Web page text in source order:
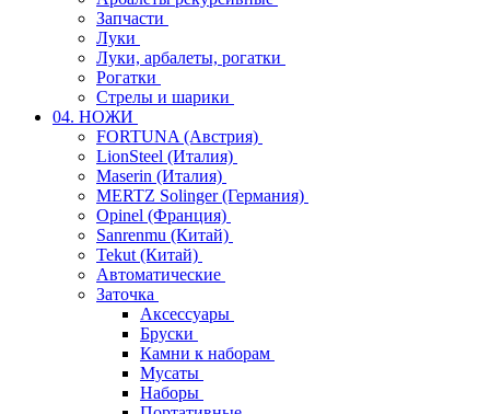
Запчасти
Луки
Луки, арбалеты, рогатки
Рогатки
Стрелы и шарики
04. НОЖИ
FORTUNA (Австрия)
LionSteel (Италия)
Maserin (Италия)
MERTZ Solinger (Германия)
Opinel (Франция)
Sanrenmu (Китай)
Tekut (Китай)
Автоматические
Заточка
Аксессуары
Бруски
Камни к наборам
Мусаты
Наборы